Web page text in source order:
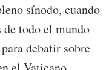
sínodo, cuando
de todo el mundo
debatir sobre